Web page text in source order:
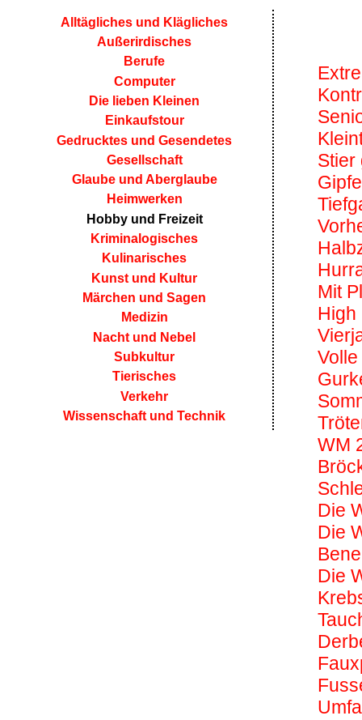
Alltägliches und Klägliches
Außerirdisches
Berufe
Computer
Die lieben Kleinen
Einkaufstour
Gedrucktes und Gesendetes
Gesellschaft
Glaube und Aberglaube
Heimwerken
Hobby und Freizeit
Kriminalogisches
Kulinarisches
Kunst und Kultur
Märchen und Sagen
Medizin
Nacht und Nebel
Subkultur
Tierisches
Verkehr
Wissenschaft und Technik
Stier
Mit
High
WM
Die
Die
Die